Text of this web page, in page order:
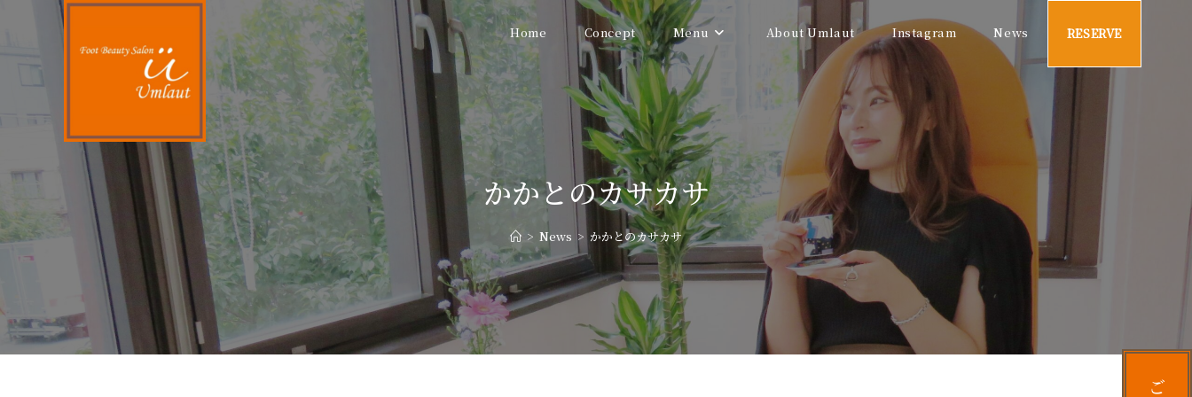
Home Concept Menu About Umlaut Instagram News RESERVE
かかとのカサカサ
> News > かかとのカサカサ
ご